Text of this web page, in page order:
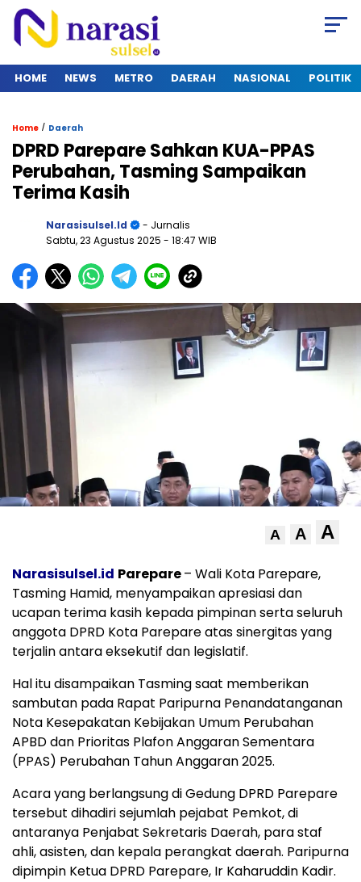
HOME NEWS METRO DAERAH NASIONAL POLITIK
Home / Daerah
DPRD Parepare Sahkan KUA-PPAS
Perubahan, Tasming Sampaikan
Terima Kasih
Narasisulsel.id
- Jurnalis
Sabtu, 23 Agustus 2025 - 18:47 WIB
A A A
Narasisulsel.id Parepare– Wali Kota Parepare,
Tasming Hamid, menyampaikan apresiasi dan
ucapan terima kasih kepada pimpinan serta seluruh
anggota DPRD Kota Parepare atas sinergitas yang
terjalin antara eksekutif dan legislatif.
Hal itu disampaikan Tasming saat memberikan
sambutan pada Rapat Paripurna Penandatanganan
Nota Kesepakatan Kebijakan Umum Perubahan
APBD dan Prioritas Plafon Anggaran Sementara
(PPAS) Perubahan Tahun Anggaran 2025.
Acara yang berlangsung di Gedung DPRD Parepare
tersebut dihadiri sejumlah pejabat Pemkot, di
antaranya Penjabat Sekretaris Daerah, para staf
ahli, asisten, dan kepala perangkat daerah. Paripurna
dipimpin Ketua DPRD Parepare, Ir Kaharuddin Kadir.